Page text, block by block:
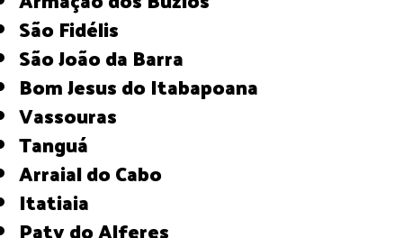
São Fidélis
São João da Barra
Bom Jesus do Itabapoana
Vassouras
Tanguá
Arraial do Cabo
Itatiaia
Paty do Alferes